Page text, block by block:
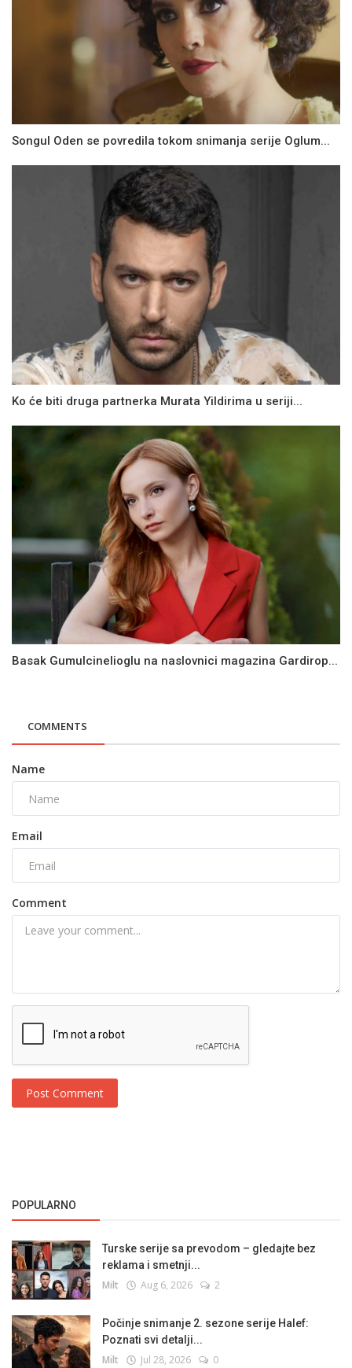
Songul Oden se povredila tokom snimanja serije Oglum...
Ko će biti druga partnerka Murata Yildirima u seriji...
Basak Gumulcinelioglu na naslovnici magazina Gardirop...
COMMENTS
Name
Email
Comment
Post Comment
POPULARNO
Turske serije sa prevodom – gledajte bez
reklama i smetnji...
Milt Aug 6, 2026 2
Počinje snimanje 2. sezone serije Halef:
Poznati svi detalji...
Milt Jul 28, 2026 0